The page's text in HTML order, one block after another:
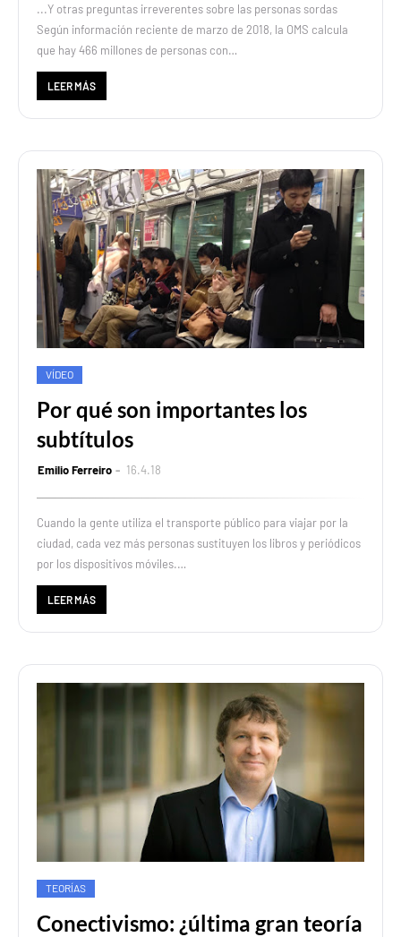
...Y otras preguntas irreverentes sobre las personas sordas
Según información reciente de marzo de 2018, la OMS calcula
que hay 466 millones de personas con…
LEER MÁS
VÍDEO
Por qué son importantes los
subtítulos
Emilio Ferreiro 16.4.18
Cuando la gente utiliza el transporte público para viajar por la
ciudad, cada vez más personas sustituyen los libros y periódicos
por los dispositivos móviles.…
LEER MÁS
TEORÍAS
Conectivismo: ¿última gran teoría